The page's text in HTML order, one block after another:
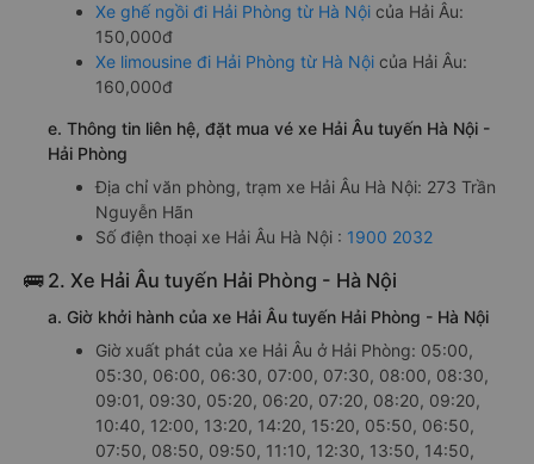
Xe ghế ngồi đi Hải Phòng từ Hà Nội của Hải Âu:
150,000đ
Xe limousine đi Hải Phòng từ Hà Nội của Hải Âu:
160,000đ
e. Thông tin liên hệ, đặt mua vé xe Hải Âu tuyến Hà Nội -
Hải Phòng
Địa chỉ văn phòng, trạm xe Hải Âu Hà Nội: 273 Trần
Nguyễn Hãn
Số điện thoại xe Hải Âu Hà Nội : 1900 2032
🚌 2. Xe Hải Âu tuyến Hải Phòng - Hà Nội
a. Giờ khởi hành của xe Hải Âu tuyến Hải Phòng - Hà Nội
Giờ xuất phát của xe Hải Âu ở Hải Phòng: 05:00,
05:30, 06:00, 06:30, 07:00, 07:30, 08:00, 08:30,
09:01, 09:30, 05:20, 06:20, 07:20, 08:20, 09:20,
10:40, 12:00, 13:20, 14:20, 15:20, 05:50, 06:50,
07:50, 08:50, 09:50, 11:10, 12:30, 13:50, 14:50,